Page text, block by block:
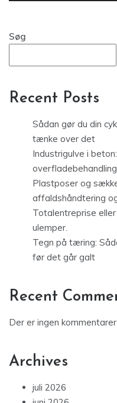
Søg
Recent Posts
Sådan gør du din
tænke over det
Industrigulve i
overfladebehandling
Plastposer og
affaldshåndtering
Totalentreprise
ulemper.
Tegn på tæring:
før det går galt
Recent
Der er ingen
Archives
juli 2026